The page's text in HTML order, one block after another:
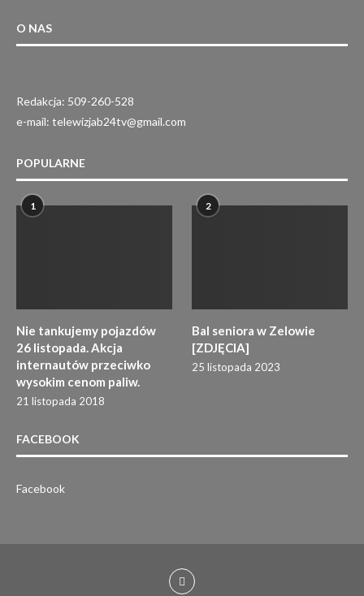
O NAS
Redakcja: 509-260-528
e-mail: telewizjab24tv@gmail.com
POPULARNE
1
Nie tankujemy pojazdów
26 listopada. Akcja
internautów przeciwko
wysokim cenom paliw.
21 listopada 2018
2
Bal seniora w Zelowie
[ZDJĘCIA]
25 listopada 2023
FACEBOOK
Facebook